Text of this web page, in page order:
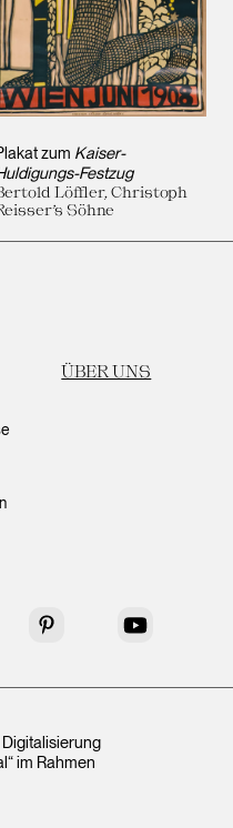
zum Kaiser-
Festzug
Löffler, Christoph
Söhne
ÜBER UNS
Pinterest YouTube
im Rahmen